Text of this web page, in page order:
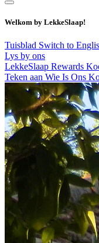
Welkom by LekkeSlaap!
Tuisblad Switch to
Lys by ons
LekkeSlaap Rewards
Teken aan Wie Is Ons